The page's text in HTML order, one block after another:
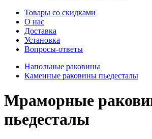
Товары со скидками
О нас
Доставка
Установка
Вопросы-ответы
Напольные раковины
Каменные раковины пьедесталы
Мраморные
пьедесталы